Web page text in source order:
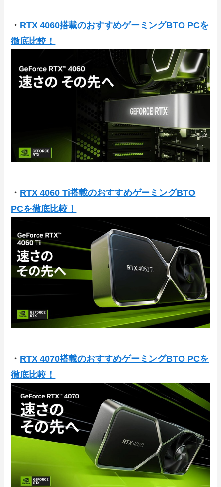
・ RTX 4060搭載のおすすめゲーミングBTO PCを
徹底比較！
・ RTX 4060 Ti搭載のおすすめゲーミングBTO
PCを徹底比較！
・ RTX 4070搭載のおすすめゲーミングBTO PCを
徹底比較！